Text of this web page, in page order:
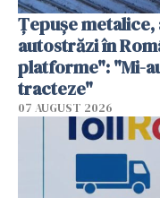
Țepușe
autostrăzi în
platforme": "Mi-
tracteze"
07 AUGUST 2026